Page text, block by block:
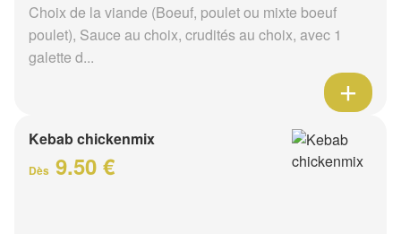
Choix de la viande (Boeuf, poulet ou mixte boeuf
poulet), Sauce au choix, crudités au choix, avec 1
galette d...
Kebab chickenmix
Dès 9.50 €